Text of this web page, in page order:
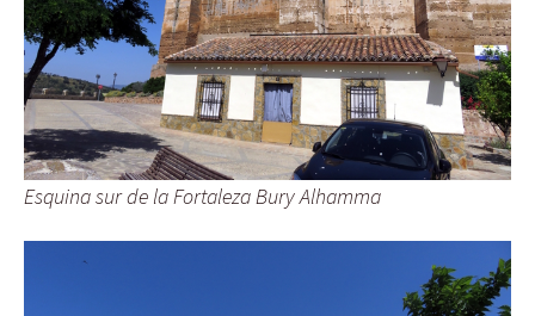
Esquina sur de la Fortaleza Bury Alhamma